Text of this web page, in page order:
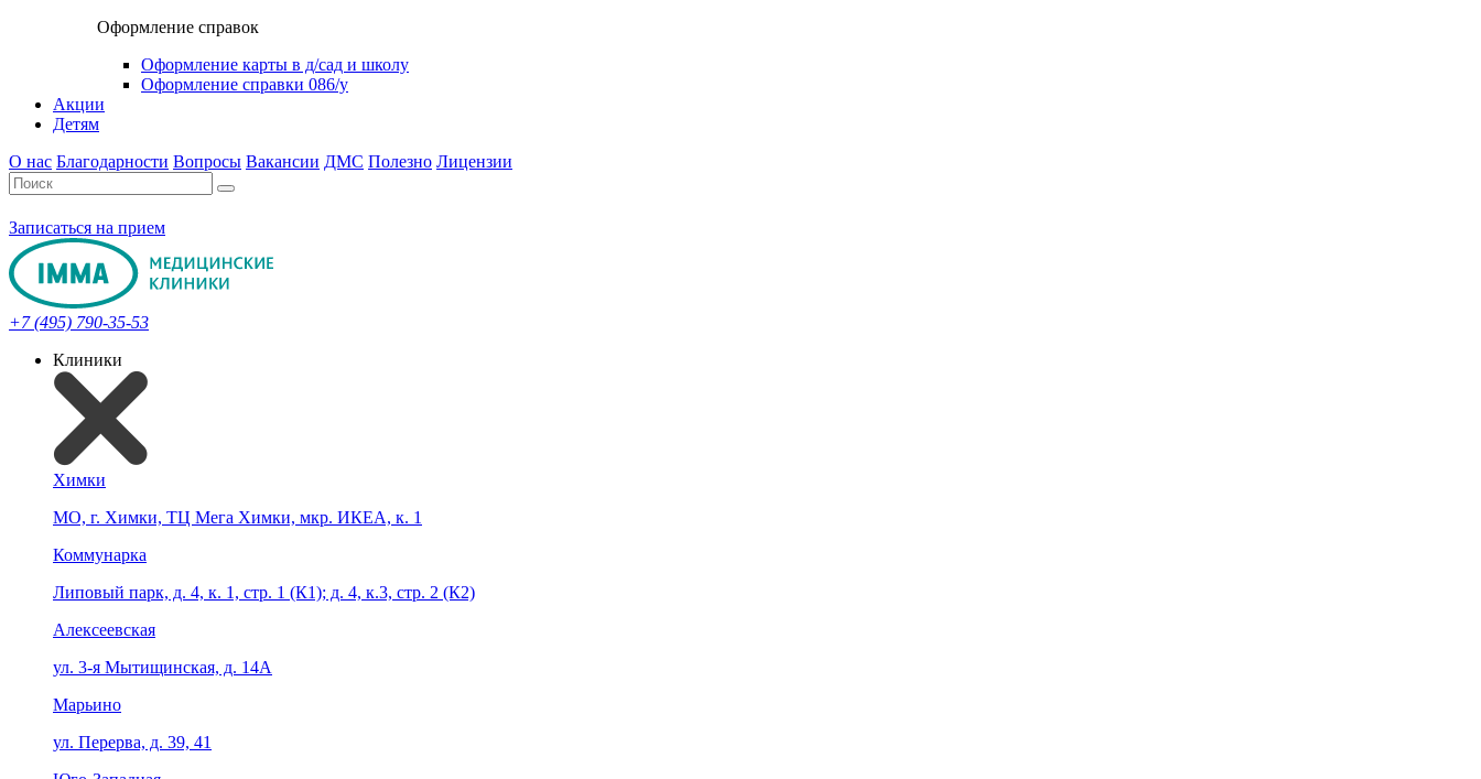
Оформление справок
Оформление карты в д/сад и школу
Оформление справки 086/у
Акции
Детям
О нас Благодарности Вопросы Вакансии ДМС Полезно Лицензии
Записаться на прием
+7 (495) 790-35-53
Клиники
Химки
МО, г. Химки, ТЦ Мега Химки, мкр. ИКЕА, к. 1
Коммунарка
Липовый парк, д. 4, к. 1, стр. 1 (К1); д. 4, к.3, стр. 2 (К2)
Алексеевская
ул. 3-я Мытищинская, д. 14А
Марьино
ул. Перерва, д. 39, 41